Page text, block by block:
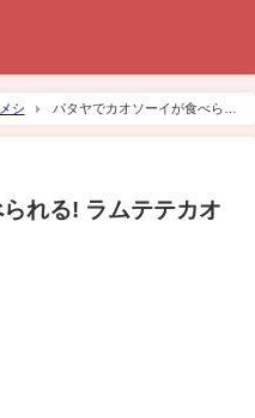
シ
パタヤでカオソーイが食べられ
れる! ラムテテカオ